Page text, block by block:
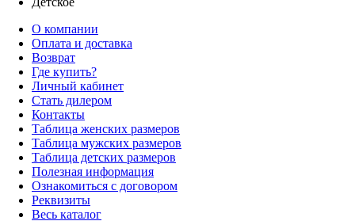
О компании
Оплата и доставка
Возврат
Где купить?
Личный кабинет
Стать дилером
Контакты
Таблица женских размеров
Таблица мужских размеров
Таблица детских размеров
Полезная информация
Ознакомиться с договором
Реквизиты
Весь каталог